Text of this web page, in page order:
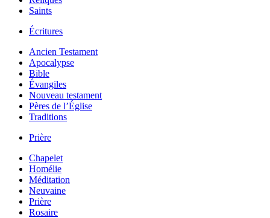
Saints
Écritures
Ancien Testament
Apocalypse
Bible
Évangiles
Nouveau testament
Pères de l’Église
Traditions
Prière
Chapelet
Homélie
Méditation
Neuvaine
Prière
Rosaire